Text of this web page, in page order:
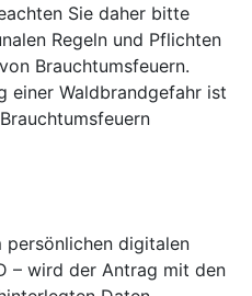
Sie daher bitte
Regeln und Pflichten
Brauchtumsfeuern.
einer Waldbrandgefahr ist
persönlichen digitalen
– wird der Antrag mit den